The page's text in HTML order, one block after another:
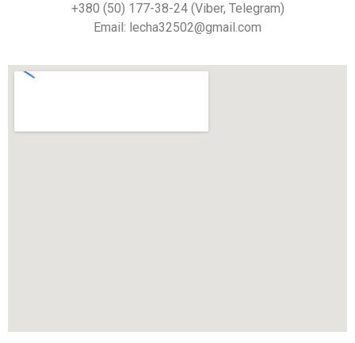
+380 (50) 177-38-24 (Viber, Telegram)
Email: lecha32502@gmail.com